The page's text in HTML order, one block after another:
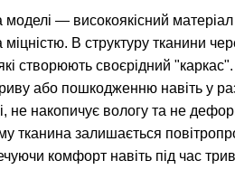
— високоякісний
міцністю. В структуру тканини
створюють своєрідний "каркас".
або пошкодженню навіть у
не накопичує вологу та не
тканина залишається
комфорт навіть під час